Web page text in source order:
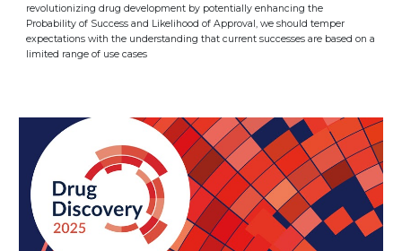
revolutionizing drug development by potentially enhancing the
Probability of Success and Likelihood of Approval, we should temper
expectations with the understanding that current successes are based on a
limited range of use cases